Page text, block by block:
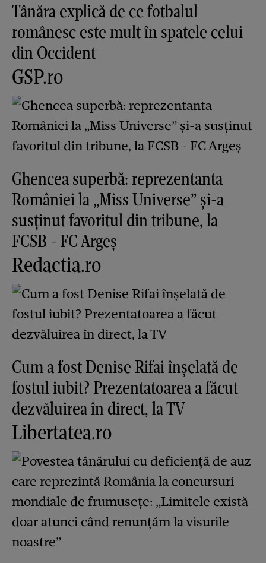
Tânăra explică de ce fotbalul
românesc este mult în spatele celui
din Occident
GSP.ro
Ghencea superbă: reprezentanta
României la „Miss Universe” și-a
susținut favoritul din tribune, la
FCSB - FC Argeș
Redactia.ro
Cum a fost Denise Rifai înșelată de
fostul iubit? Prezentatoarea a făcut
dezvăluirea în direct, la TV
Libertatea.ro